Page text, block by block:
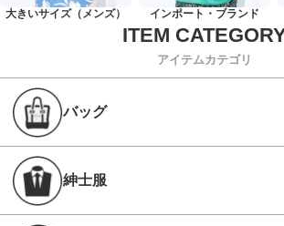
大きいサイズ（メンズ） インポート・ブランド
アイテムカテゴリ
バッグ
紳士服